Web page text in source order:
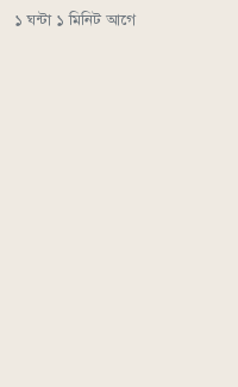
১ ঘন্টা ১ মিনিট আগে